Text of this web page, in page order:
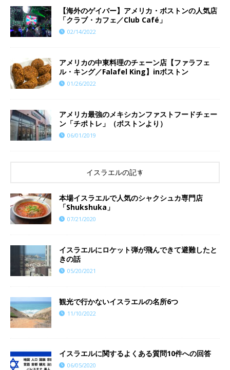
【海外のゲイバー】アメリカ・ボストンの人気店
「クラブ・カフェ／Club Café」
02/14/2022
アメリカの中東料理のチェーン店【ファラフェ
ル・キング／Falafel King】inボストン
01/26/2022
アメリカ最強のメキシカンファストフードチェー
ン「チポトレ」（ボストンより）
06/01/2019
イスラエルの記事
本場イスラエルで人気のシャクシュカ専門店
「Shukshuka」
07/21/2020
イスラエルにロケット弾が飛んできて避難したと
きの話
05/20/2021
観光で行かないイスラエルの名所6つ
11/10/2022
イスラエルに関するよくある質問10件への回答
06/05/2020